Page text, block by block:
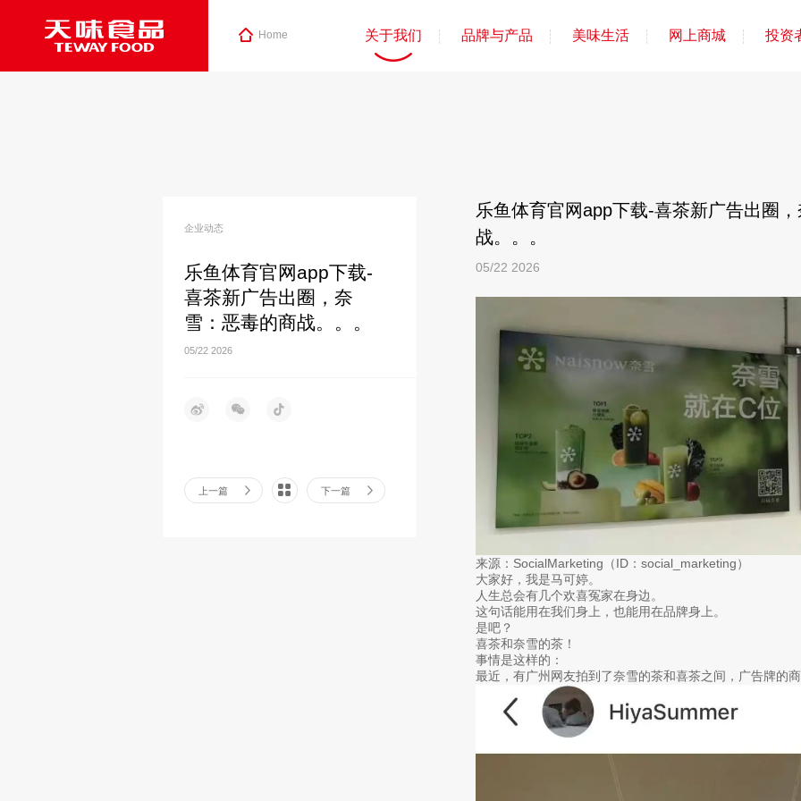
Home 关于我们 品牌与产品 美味生活 网上商城 投资
企业动态
乐鱼体育官网app下载-
喜茶新广告出圈，奈
雪：恶毒的商战。。。
05/22 2026
上一篇 下一篇
乐鱼体育官网app下载-喜茶新广告出圈
战。。。
05/22 2026
来源：SocialMarketing（ID：social_marketing）
大家好，我是马可婷。
人生总会有几个欢喜冤家在身边。
这句话能用在我们身上，也能用在品牌身上。
是吧？
喜茶和奈雪的茶！
事情是这样的：
最近，有广州网友拍到了奈雪的茶和喜茶之间，广告牌的